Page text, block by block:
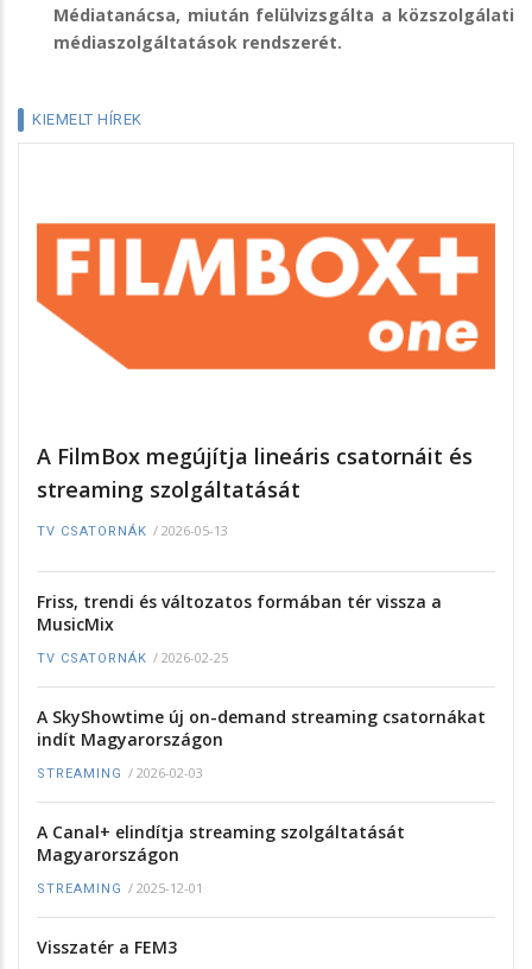
Médiatanácsa, miután felülvizsgálta a közszolgálati
médiaszolgáltatások rendszerét.
KIEMELT HÍREK
A FilmBox megújítja lineáris csatornáit és
streaming szolgáltatását
TV CSATORNÁK / 2026-05-13
Friss, trendi és változatos formában tér vissza a
MusicMix
TV CSATORNÁK / 2026-02-25
A SkyShowtime új on-demand streaming csatornákat
indít Magyarországon
STREAMING / 2026-02-03
A Canal+ elindítja streaming szolgáltatását
Magyarországon
STREAMING / 2025-12-01
Visszatér a FEM3